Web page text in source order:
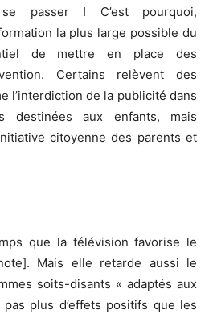
passer ! C’est pourquoi,
la plus large possible du
de mettre en place des
Certains relèvent des
l’interdiction de la publicité dans
destinées aux enfants, mais
citoyenne des parents et
que la télévision favorise le
Mais elle retarde aussi le
soits-disants « adaptés aux
pas plus d’effets positifs que les